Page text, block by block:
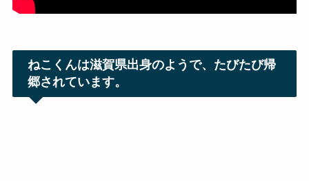
ねこくんは滋賀県出身のようで、たびたび帰
郷されています。